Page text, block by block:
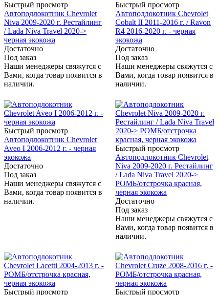
Быстрый просмотр
Автоподлокотник Chevrolet
Niva 2009-2020 г. Рестайлинг
/ Lada Niva Travel 2020->
черная экокожа
Достаточно
Под заказ
Наши менеджеры свяжутся с
Вами, когда товар появится в
наличии.
Быстрый просмотр
Автоподлокотник Chevrolet
Cobalt II 2011-2016 г. / Ravon
R4 2016-2020 г. - черная
экокожа
Достаточно
Под заказ
Наши менеджеры свяжутся с
Вами, когда товар появится в
наличии.
Быстрый просмотр
Автоподлокотник Chevrolet
Aveo I 2006-2012 г. - черная
экокожа
Достаточно
Под заказ
Наши менеджеры свяжутся с
Вами, когда товар появится в
наличии.
Быстрый просмотр
Автоподлокотник Chevrolet
Niva 2009-2020 г. Рестайлинг
/ Lada Niva Travel 2020->
РОМБ/отстрочка красная,
черная экокожа
Достаточно
Под заказ
Наши менеджеры свяжутся с
Вами, когда товар появится в
наличии.
Быстрый просмотр
Быстрый просмотр